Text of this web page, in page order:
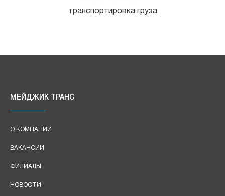
транспортировка груза
МЕЙДЖИК ТРАНС
О КОМПАНИИ
ВАКАНСИИ
ФИЛИАЛЫ
НОВОСТИ